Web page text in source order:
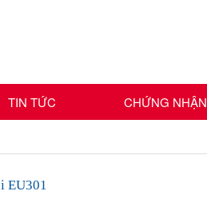
TIN TỨC CHỨNG NHẬN
EU301